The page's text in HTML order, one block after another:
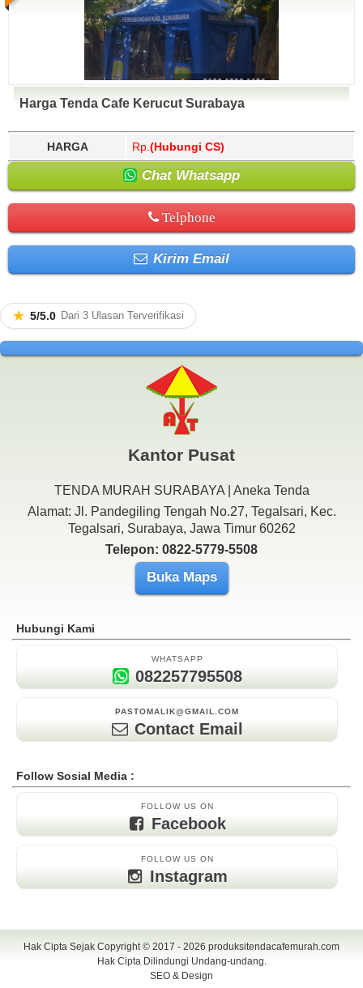
Harga Tenda Cafe Kerucut Surabaya
HARGA Rp. (Hubungi CS)
Chat Whatsapp
Telphone
Kirim Email
★ 5/5.0 Dari 3 Ulasan Terverifikasi
Kantor Pusat
TENDA MURAH SURABAYA | Aneka Tenda
Alamat: Jl. Pandegiling Tengah No.27, Tegalsari, Kec.
Tegalsari, Surabaya, Jawa Timur 60262
Telepon: 0822-5779-5508
Buka Maps
Hubungi Kami
WHATSAPP
082257795508
PASTOMALIK@GMAIL.COM
Contact Email
Follow Sosial Media :
FOLLOW US ON
Facebook
FOLLOW US ON
Instagram
Hak Cipta Sejak Copyright © 2017 - 2026 produksitendacafemurah.com
Hak Cipta Dilindungi Undang-undang.
SEO & Design